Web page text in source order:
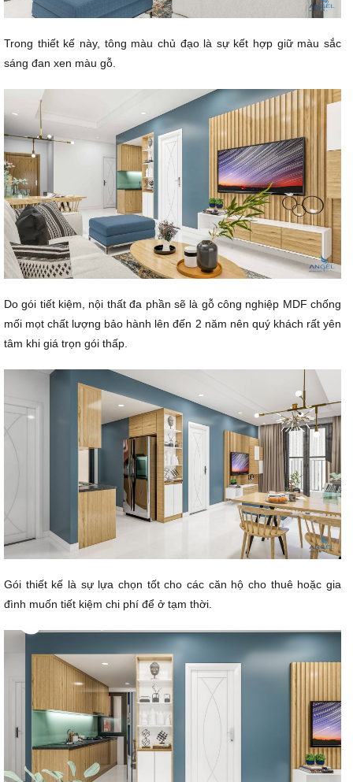
Trong thiết kế này, tông màu chủ đạo là sự kết hợp giữ màu sắc
sáng đan xen màu gỗ.
Do gói tiết kiệm, nội thất đa phần sẽ là gỗ công nghiệp MDF chống
mối mọt chất lượng bảo hành lên đến 2 năm nên quý khách rất yên
tâm khi giá trọn gói thấp.
Gói thiết kế là sự lựa chọn tốt cho các căn hộ cho thuê hoặc gia
đình muốn tiết kiệm chi phí để ở tạm thời.